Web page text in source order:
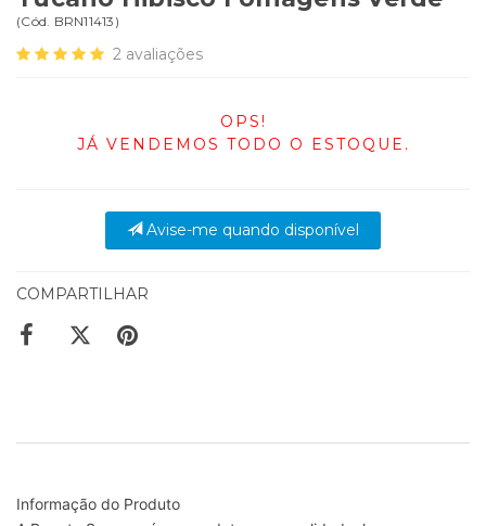
(Cód. BRN11413 )
2 avaliações
OPS!
JÁ VENDEMOS TODO O ESTOQUE.
Avise-me quando disponível
COMPARTILHAR
Informação do Produto